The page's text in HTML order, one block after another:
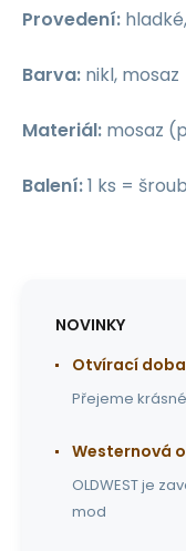
Provedení:
Barva: nikl, mosaz
Materiál: mosaz
Balení:1 ks =
NOVINKY
Otvírací
Přejeme
Westernová
OLDWEST je
mod